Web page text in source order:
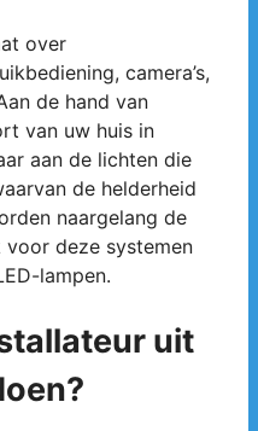
over
camera’s,
de hand van
van uw huis in
aan de lichten die
de helderheid
naargelang de
voor deze systemen
lampen.
uit